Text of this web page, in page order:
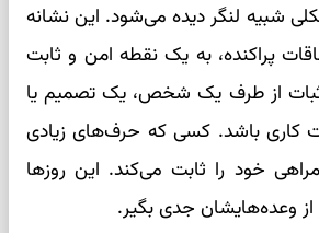
شبیه لنگر دیده می‌شود. این نشانه
پراکنده، به یک نقطه امن و ثابت
از طرف یک شخص، یک تصمیم یا
باشد. کسی که حرف‌های زیادی
خود را ثابت می‌کند. این روزها
از وعده‌هایشان جدی بگیر.